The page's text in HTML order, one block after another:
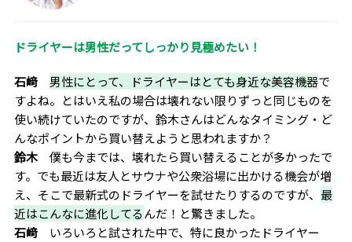
ドライヤーは男性だってしっかり見極めたい！
石﨑 男性にとって、ドライヤーはとても身近な美容機器で
すよね。とはいえ私の場合は壊れない限りずっと同じものを
使い続けていたのですが、鈴木さんはどんなタイミング・ど
んなポイントから買い替えようと思われますか？
鈴木僕も今までは、壊れたら買い替えることが多かったで
す。でも最近は友人とサウナや公衆浴場に出かける機会が増
え、そこで最新式のドライヤーを試せたりするのですが、 最
近はこんなに進化してるんだ！と驚きました。
石﨑いろいろと試された中で、特に良かったドライヤー